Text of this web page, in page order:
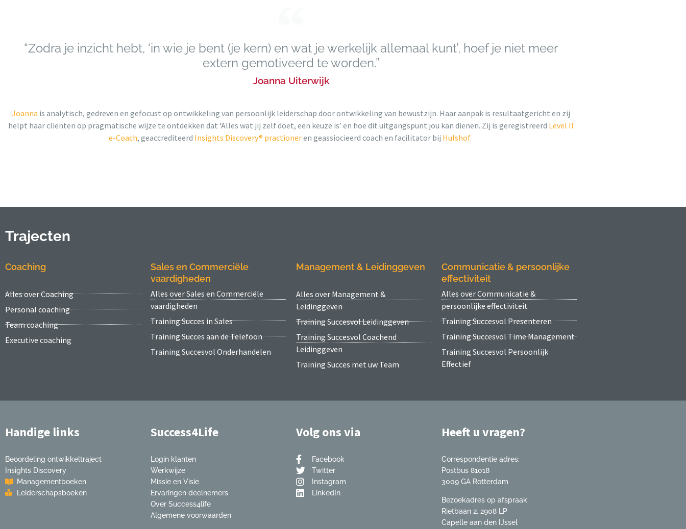
“Zodra je inzicht hebt, ‘in wie je bent (je kern) en wat je werkelijk allemaal kunt’, hoef je niet meer
extern gemotiveerd te worden.”
Joanna Uiterwijk
Joanna is analytisch, gedreven en gefocust op ontwikkeling van persoonlijk leiderschap door ontwikkeling van bewustzijn. Haar aanpak is resultaatgericht en zij
helpt haar cliënten op pragmatische wijze te ontdekken dat ‘Alles wat jij zelf doet, een keuze is’ en hoe dit uitgangspunt jou kan dienen. Zij is geregistreerd Level II
e-Coach, geaccrediteerd Insights Discovery® practioneren geassiocieerd coach en facilitator bij Hulshof.
Trajecten
Coaching
Alles over Coaching
Personal coaching
Team coaching
Executive coaching
Sales en Commerciële
vaardigheden
Alles over Sales en Commerciële
vaardigheden
Training Succes in Sales
Training Succes aan de Telefoon
Training Succesvol Onderhandelen
Management & Leidinggeven
Alles over Management &
Leidinggeven
Training Succesvol Leidinggeven
Training Succesvol Coachend
Leidinggeven
Training Succes met uw Team
Communicatie & persoonlijke
effectiviteit
Alles over Communicatie &
persoonlijke effectiviteit
Training Succesvol Presenteren
Training Succesvol Time Management
Training Succesvol Persoonlijk
Effectief
Handige links
Beoordeling ontwikkeltraject
Insights Discovery
Managementboeken
Leiderschapsboeken
Success4Life
Login klanten
Werkwijze
Missie en Visie
Ervaringen deelnemers
Over Success4life
Algemene voorwaarden
Volg ons via
Facebook
Twitter
Instagram
LinkedIn
Heeft u vragen?
Correspondentie adres:
Postbus 81018
3009 GA Rotterdam
Bezoekadres op afspraak:
Rietbaan 2, 2908 LP
Capelle aan den IJssel